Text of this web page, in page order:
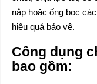
nắp hoặc ống bọc
hiệu quả bảo vệ.
Công dụng
bao gồm: